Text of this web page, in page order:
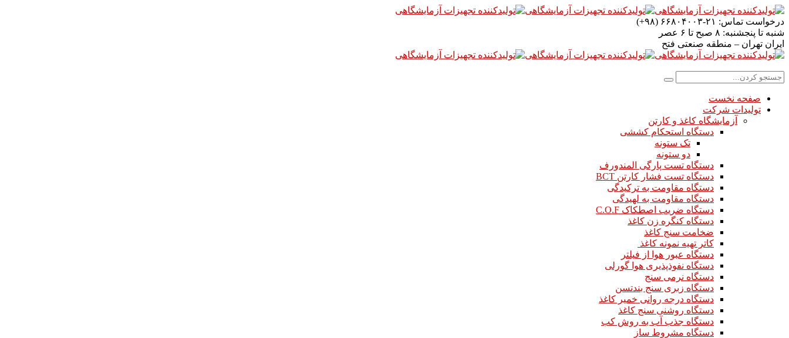
درخواست تماس: ۲۱-۶۶۸۰۴۰۰۳ (۹۸+)
شنبه تا پنجشنبه: ۸ صبح تا ۶ عصر
ایران تهران – منطقه صنعتی فتح
صفحه نخست
تولیدات شرکت
آزمایشگاه کاغذ و کارتن
دستگاه استحکام کششی
تک ستونه
دو ستونه
دستگاه تست پارگی المندورف
دستگاه تست فشار کارتن BCT
دستگاه مقاومت به ترکیدگی
دستگاه مقاومت به لهیدگی
دستگاه ضریب اصطکاک C.O.F
دستگاه کنگره زن کاغذ
ضخامت سنج کاغذ
کاتر تهیه نمونه کاغذ
دستگاه عبور هوا از فیلتر
دستگاه نفوذپذیری هوا گورلی
دستگاه نرمی سنج
دستگاه زبری سنج بندتسن
دستگاه درجه روانی خمیر کاغذ
دستگاه روشنی سنج کاغذ
دستگاه جذب آب به روش کب
دستگاه مشروط ساز